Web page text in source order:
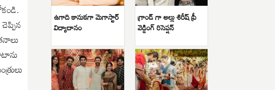
ఉగాది కానుకగా మెగాస్టార్
విద్యాదానం
గ్రాండ్ గా అల్లు శిరీష్ ప్రీ
వెడ్డింగ్ రిసెప్షన్